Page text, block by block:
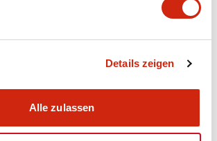
Details zeigen
Alle zulassen
Dateien
Bedienungsanleitung
.PDF5.62MB